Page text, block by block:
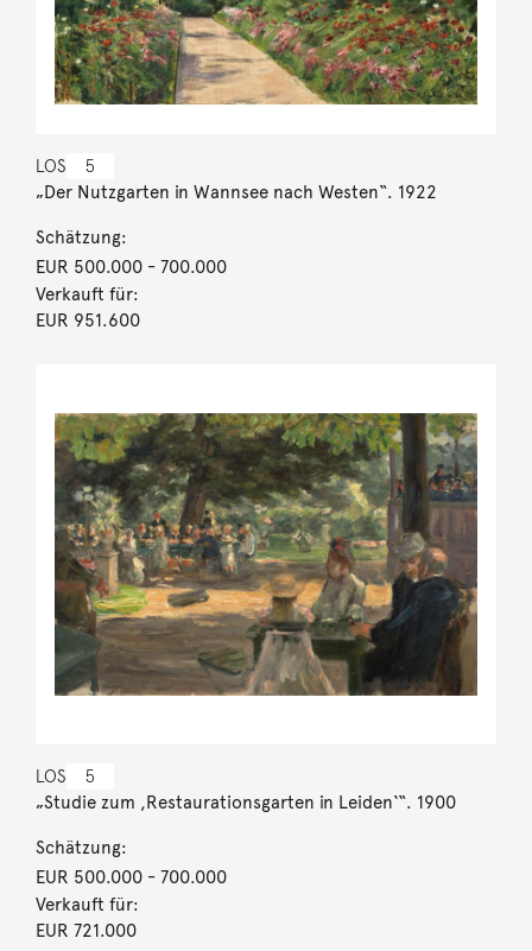
LOS 5
„Der Nutzgarten in Wannsee nach Westen“. 1922
Schätzung:
EUR 500.000- 700.000
Verkauft für:
EUR 951.600
LOS 5
„Studie zum ,Restaurationsgarten in Leiden‘“. 1900
Schätzung:
EUR 500.000- 700.000
Verkauft für:
EUR 721.000